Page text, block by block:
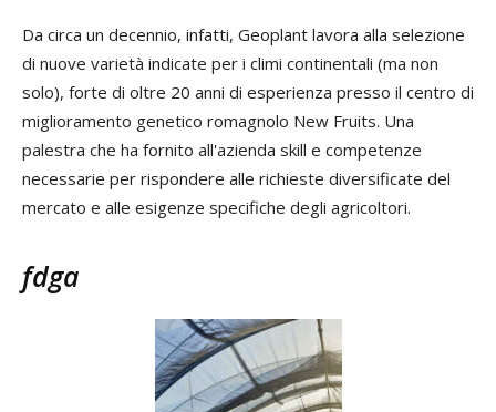
Da circa un decennio, infatti, Geoplant lavora alla selezione
di nuove varietà indicate per i climi continentali (ma non
solo), forte di oltre 20 anni di esperienza presso il centro di
miglioramento genetico romagnolo New Fruits. Una
palestra che ha fornito all'azienda skill e competenze
necessarie per rispondere alle richieste diversificate del
mercato e alle esigenze specifiche degli agricoltori.
fdga